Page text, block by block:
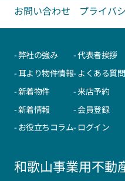
お問い合わせ プライバ
- 弊社の強み
- 耳より物件情報
- 新着物件
- 新着情報
- お役立ちコラム
- 代表者挨拶
- よくある質問
- 来店予約
- 会員登録
- ログイン
和歌山事業用不動